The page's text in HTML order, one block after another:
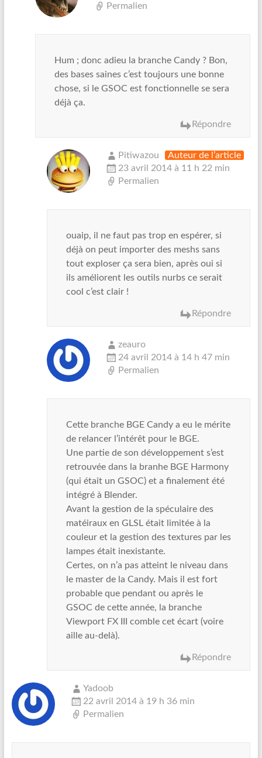
Permalien
Hum ; donc adieu la branche Candy ? Bon,
des bases saines c’est toujours une bonne
chose, si le GSOC est fonctionnelle se sera
déjà ça.
Répondre
Pitiwazou
Auteur de l’article
23 avril 2014 à 11 h 22 min
Permalien
ouaip, il ne faut pas trop en espérer, si
déjà on peut importer des meshs sans
tout exploser ça sera bien, après oui si
ils améliorent les outils nurbs ce serait
cool c’est clair !
Répondre
zeauro
24 avril 2014 à 14 h 47 min
Permalien
Cette branche BGE Candy a eu le mérite
de relancer l’intérêt pour le BGE.
Une partie de son développement s’est
retrouvée dans la branhe BGE Harmony
(qui était un GSOC) et a finalement été
intégré à Blender.
Avant la gestion de la spéculaire des
matéiraux en GLSL était limitée à la
couleur et la gestion des textures par les
lampes était inexistante.
Certes, on n’a pas atteint le niveau dans
le master de la Candy. Mais il est fort
probable que pendant ou après le
GSOC de cette année, la branche
Viewport FX III comble cet écart (voire
aille au-delà).
Répondre
Yadoob
22 avril 2014 à 19 h 36 min
Permalien